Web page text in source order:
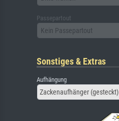
Passepartout
Kein Passepartout
Sonstiges & Extras
Aufhängung
Zackenaufhänger (gesteckt)